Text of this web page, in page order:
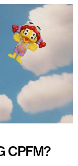
CPFM?